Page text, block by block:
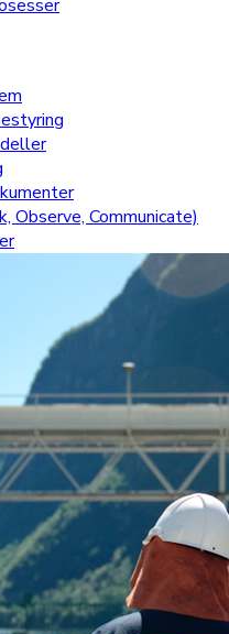
Observe, Communicate)